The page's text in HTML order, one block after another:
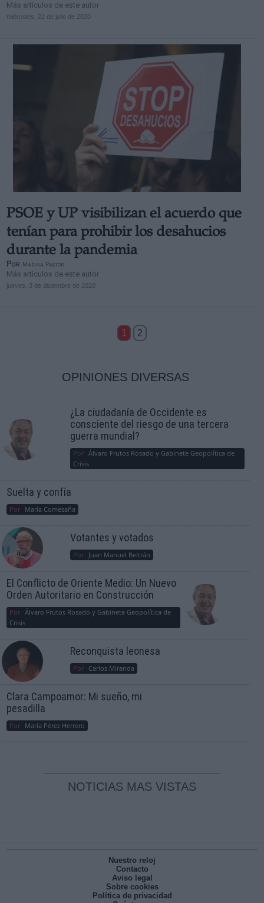
Más artículos de este autor
miércoles, 22 de julio de 2020
PSOE y UP visibilizan el acuerdo que
tenían para prohibir los desahucios
durante la pandemia
Por Marina Pastor
Más artículos de este autor
jueves, 3 de diciembre de 2020
1 2
OPINIONES DIVERSAS
¿La ciudadanía de Occidente es
consciente del riesgo de una tercera
guerra mundial?
Por Álvaro Frutos Rosado y Gabinete Geopolítica de
Crisis
Suelta y confía
Por María Comesaña
Votantes y votados
Por Juan Manuel Beltrán
El Conflicto de Oriente Medio: Un Nuevo
Orden Autoritario en Construcción
Por Álvaro Frutos Rosado y Gabinete Geopolítica de
Crisis
Reconquista leonesa
Por Carlos Miranda
Clara Campoamor: Mi sueño, mi
pesadilla
Por María Pérez Herrero
NOTICIAS MAS VISTAS
Nuestro reloj
Contacto
Aviso legal
Sobre cookies
Política de privacidad